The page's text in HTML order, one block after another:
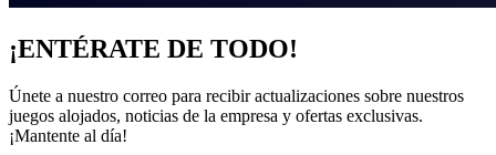
¡ENTÉRATE DE TODO!
Únete a nuestro correo para recibir actualizaciones sobre nuestros
juegos alojados, noticias de la empresa y ofertas exclusivas.
¡Mantente al día!